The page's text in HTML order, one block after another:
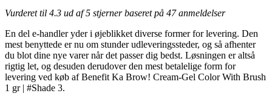
Vurderet til 4.3 ud af 5 stjerner baseret på 47anmeldelser
En del e-handler yder i øjeblikket diverse former for levering. Den
mest benyttede er nu om stunder udleveringssteder, og så afhenter
du blot dine nye varer når det passer dig bedst. Løsningen er altså
rigtig let, og desuden derudover den mest betalelige form for
levering ved køb af Benefit Ka Brow! Cream-Gel Color With Brush
1 gr | #Shade 3.